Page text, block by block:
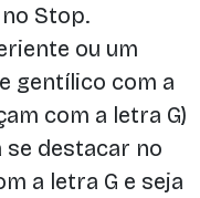
Stop.
ou um
gentílico com a
com a letra G)
destacar no
a letra G e seja